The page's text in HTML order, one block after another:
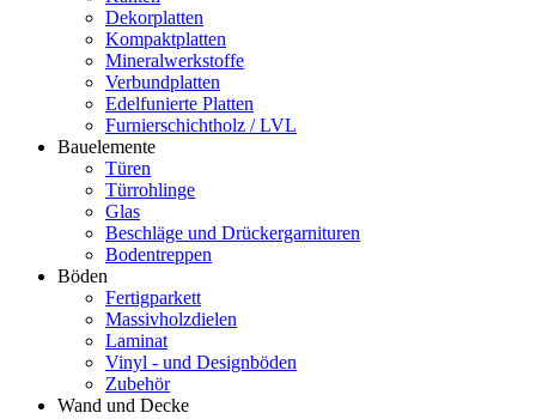
Dekorplatten
Kompaktplatten
Mineralwerkstoffe
Verbundplatten
Edelfunierte Platten
Furnierschichtholz / LVL
Bauelemente
Türen
Türrohlinge
Glas
Beschläge und Drückergarnituren
Bodentreppen
Böden
Fertigparkett
Massivholzdielen
Laminat
Vinyl - und Designböden
Zubehör
Wand und Decke